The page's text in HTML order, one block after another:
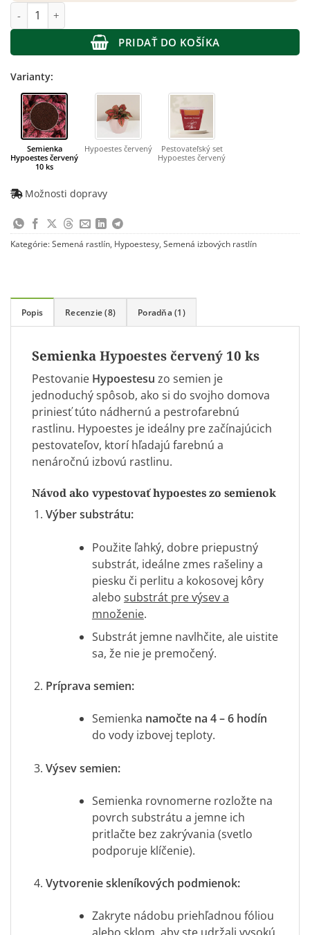
množstvo Semienka Hypoestes červený 10 ks
PRIDAŤ DO KOŠÍKA
Varianty:
Semienka
Hypoestes červený
10 ks
Hypoestes červený
Pestovateľský set
Hypoestes červený
Možnosti dopravy
Kategórie:Semená rastlín, Hypoestesy, Semená izbových rastlín
Popis Recenzie (8) Poradňa (1)
Semienka Hypoestes červený 10 ks
Pestovanie Hypoestesu zo semien je
jednoduchý spôsob, ako si do svojho domova
priniesť túto nádhernú a pestrofarebnú
rastlinu. Hypoestes je ideálny pre začínajúcich
pestovateľov, ktorí hľadajú farebnú a
nenáročnú izbovú rastlinu.
Návod ako vypestovať hypoestes zo semienok
Výber substrátu:
Použite ľahký, dobre priepustný
substrát, ideálne zmes rašeliny a
piesku či perlitu a kokosovej kôry
alebo substrát pre výsev a
množenie.
Substrát jemne navlhčite, ale uistite
sa, že nie je premočený.
Príprava semien:
Semienka namočte na 4 – 6 hodín
do vody izbovej teploty.
Výsev semien:
Semienka rovnomerne rozložte na
povrch substrátu a jemne ich
pritlačte bez zakrývania (svetlo
podporuje klíčenie).
Vytvorenie skleníkových podmienok:
Zakryte nádobu priehľadnou fóliou